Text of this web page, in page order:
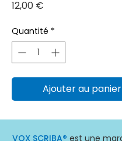
12,00 €
Quantité *
Ajouter au panier
VOX SCRIBA®est une